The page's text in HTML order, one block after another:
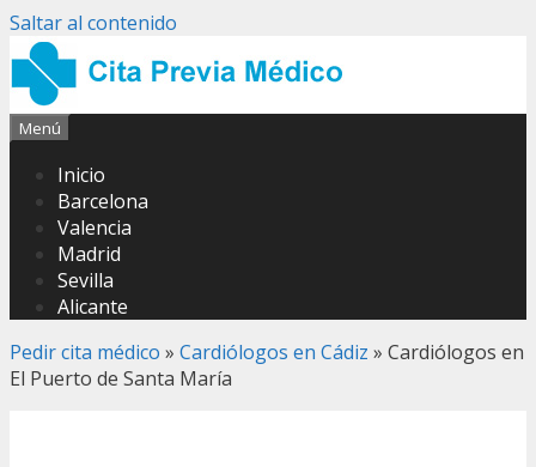
Saltar al contenido
Menú
Inicio
Barcelona
Valencia
Madrid
Sevilla
Alicante
Pedir cita médico » Cardiólogos en Cádiz » Cardiólogos en
El Puerto de Santa María